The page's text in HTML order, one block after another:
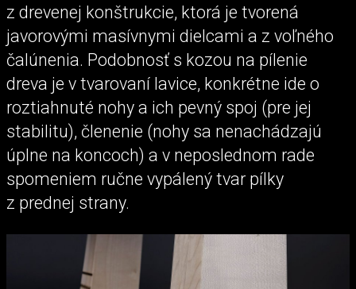
z drevenej konštrukcie, ktorá je tvorená
javorovými masívnymi dielcami a z voľného
čalúnenia. Podobnosť s kozou na pílenie
dreva je v tvarovaní lavice, konkrétne ide o
roztiahnuté nohy a ich pevný spoj (pre jej
stabilitu), členenie (nohy sa nenachádzajú
úplne na koncoch) a v neposlednom rade
spomeniem ručne vypálený tvar pílky
z prednej strany.